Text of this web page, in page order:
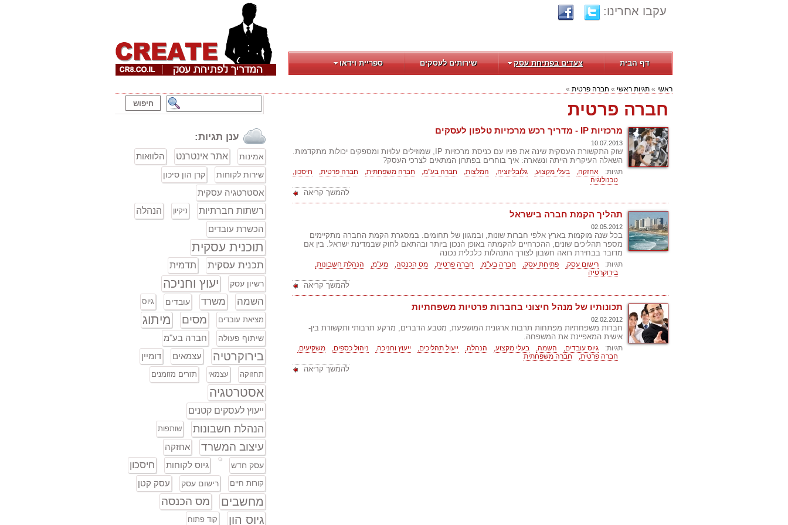
עקבו אחרינו:
דף הבית צעדים בפתיחת עסק שירותים לעסקים ספריית וידאו
ראשי » תגיות ראשי » חברה פרטית »
חברה פרטית
מרכזיות IP - מדריך רכש מרכזיות טלפון לעסקים
10.07.2013
שוק התקשורת העסקית שינה את פניו עם כניסת מרכזיות IP, שמוזילים עלויות ומספקים יכולות מתקדמות.
השאלה העיקרית הייתה ונשארה: איך בוחרים בפתרון המתאים לצרכי העסק?
תגיות: אחזקה, בעלי מקצוע, גלובליזציה, המלצות, חברה בע"מ, חברה משפחתית, חברה פרטית,
חיסכון,
טכנולוגיה
להמשך קריאה
תהליך הקמת חברה בישראל
02.05.2012
בכל שנה מוקמות בארץ אלפי חברות שונות, ובמגוון של תחומים. במסגרת הקמת החברה מתקיימים
מספר תהליכים שונים, ההכרחיים להקמתה באופן הנכון ביותר ובהתאם לחוק שבמדינת ישראל. בין אם
מדובר בבחירת רואה חשבון לצורך התנהלות כלכלית נכונה
תגיות: רישום עסק, פתיחת עסק, חברה בע"מ, חברה פרטית, מס הכנסה, מע"מ,
הנהלת חשבונות,
בירוקרטיה
להמשך קריאה
תכונותיו של מנהל חיצוני בחברות פרטיות משפחתיות
02.02.2012
חברות משפחתיות מפתחות תרבות ארגונית המושפעת, מטבע הדברים, מרקע תרבותי ותקשורת בין-
אישית המאפיינת את המשפחה.
תגיות: גיוס עובדים, השמה, בעלי מקצוע, הנהלה, ייעול תהליכים, ייעוץ וחניכה, ניהול כספים,
משקיעים,
חברה פרטית,
חברה משפחתית
להמשך קריאה
ענן תגיות:
אמינות אתר אינטרנט הלוואות
שירות לקוחות קרן הון סיכון
אסטרטגיה עסקית
רשתות חברתיות
ניקיון
הנהלה
הכשרת עובדים
תוכנית עסקית
תכנית עסקית תדמית
רשיון עסק יעוץ וחניכה
השמה משרד עובדים גיוס
מציאת עובדים מסים מיתוג
שיתוף פעולה חברה בע"מ
בירוקרטיה עצמאים דומיין
תחזוקה עצמאי תזרים מזומנים
אסטרטגיה
ייעוץ לעסקים קטנים
הנהלת חשבונות שותפות
עיצוב המשרד אחזקה
עסק חדש גיוס לקוחות חיסכון
קורות חיים רישום עסק עסק קטן
מחשבים מס הכנסה
גיוס הון קוד פתוח